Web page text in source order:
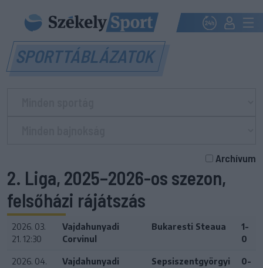
SPORTTÁBLÁZATOK
Archívum
2. Liga, 2025–2026-os szezon,
felsőházi rájátszás
2026. 03.
21. 12:30
Vajdahunyadi
Corvinul
Bukaresti Steaua
1-
0
2026. 04.
Vajdahunyadi
Sepsiszentgyörgyi
0-